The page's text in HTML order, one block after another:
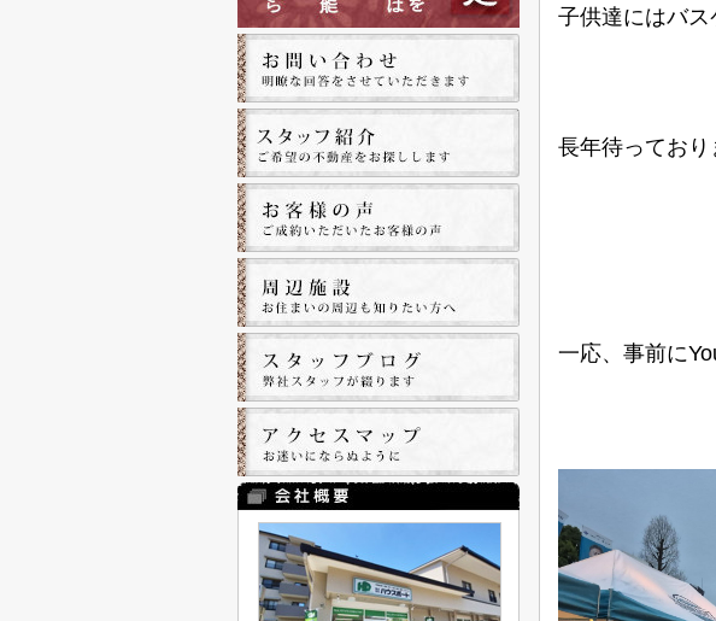
子供達にはバス
長年待っており
一応、事前に